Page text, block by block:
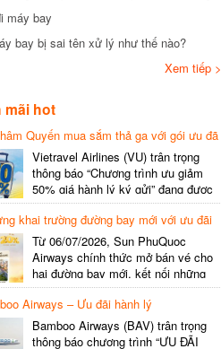
bay
bay bị sai tên xử lý như thế nào?
Xem tiếp >>
hot
Quyến mua sắm thả ga với gói ưu đã
gói cước
Vietravel Airlines (VU) trân trọng
thông báo “Chương trình ưu giảm
50% giá hành lý ký gửi” đang được
triển khai cho đường bay quốc tế mới
kết nối từ TP. Hồ Chí Minh
(SGN) đi Thâm Quyến – Trung Quốc
(SZX), chi tiết như sau: LỊCH BAY
CHI TIẾT Đường bay SHCB Giờ khởi
hành Giờ đến Tần suất…
khai trường đường bay mới với ưu đãi
Từ 06/07/2026, Sun PhuQuoc
Airways chính thức mở bán vé cho
hai đường bay mới, kết nối những
điểm đến giàu trải nghiệm, giúp hành
khách khám phá vẻ đẹp thiên nhiên
và văn hóa của miền Trung Việt Nam.
Thông tin đường bay mới Đường bay
Airways – Ưu đãi hành lý
Bamboo Airways (BAV) trân trọng
thông báo chương trình “ƯU ĐÃI